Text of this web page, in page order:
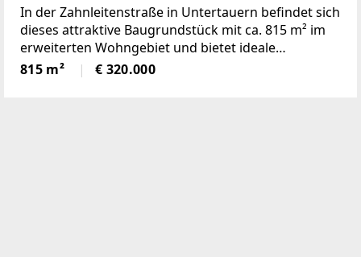
In der Zahnleitenstraße in Untertauern befindet sich
dieses attraktive Baugrundstück mit ca. 815 m² im
erweiterten Wohngebiet und bietet ideale
Voraussetzungen für die Errichtung eines
Einfamilienhauses. Eine rechtskräftige
815 m² € 320.000